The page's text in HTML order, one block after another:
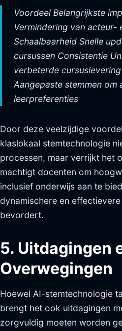
Voordeel Belangrijkste
Vermindering van acteur-
Schaalbaarheid Snelle
cursussen Consistentie
verbeterde
Aangepaste stemmen om
leerpreferenties
Door deze veelzijdige
klaslokaal stemtechnologie
processen, maar verrijkt het
machtigt docenten om
inclusief onderwijs aan te
dynamischere en
bevordert.
5. Uitdagingen
Overwegingen
Hoewel AI-stemtechnologie
brengt het ook uitdagingen
zorgvuldig moeten worden